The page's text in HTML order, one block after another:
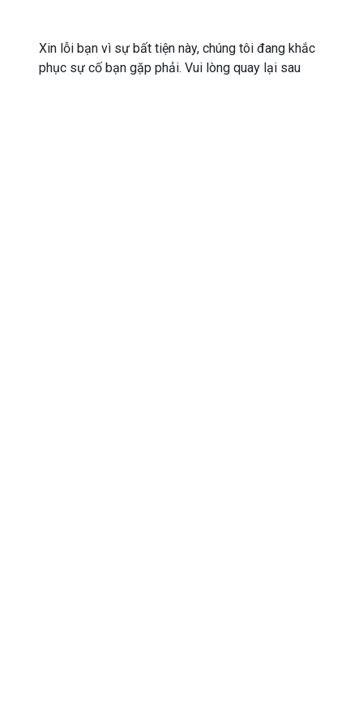
Xin lỗi bạn vì sự bất tiện này, chúng tôi đang khắc
phục sự cố bạn gặp phải. Vui lòng quay lại sau